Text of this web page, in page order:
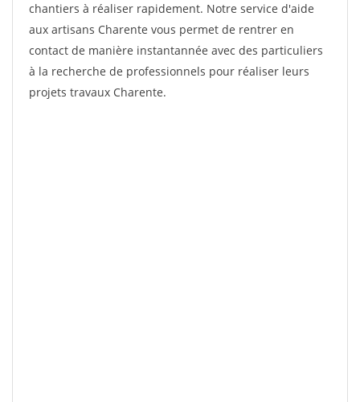
chantiers à réaliser rapidement. Notre service d'aide
aux artisans Charente vous permet de rentrer en
contact de manière instantannée avec des particuliers
à la recherche de professionnels pour réaliser leurs
projets travaux Charente.